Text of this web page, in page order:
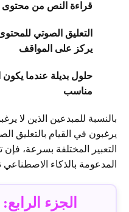
قراءة النص من محتوى
التعليق الصوتي
يركز على المواقف
حلول بديلة عندما
مناسب
بالنسبة للمبدعين الذين لا
يرغبون في القيام بالتعليق
التعبير المختلفة بسرعة،
المدعومة بالذكاء
الجزء